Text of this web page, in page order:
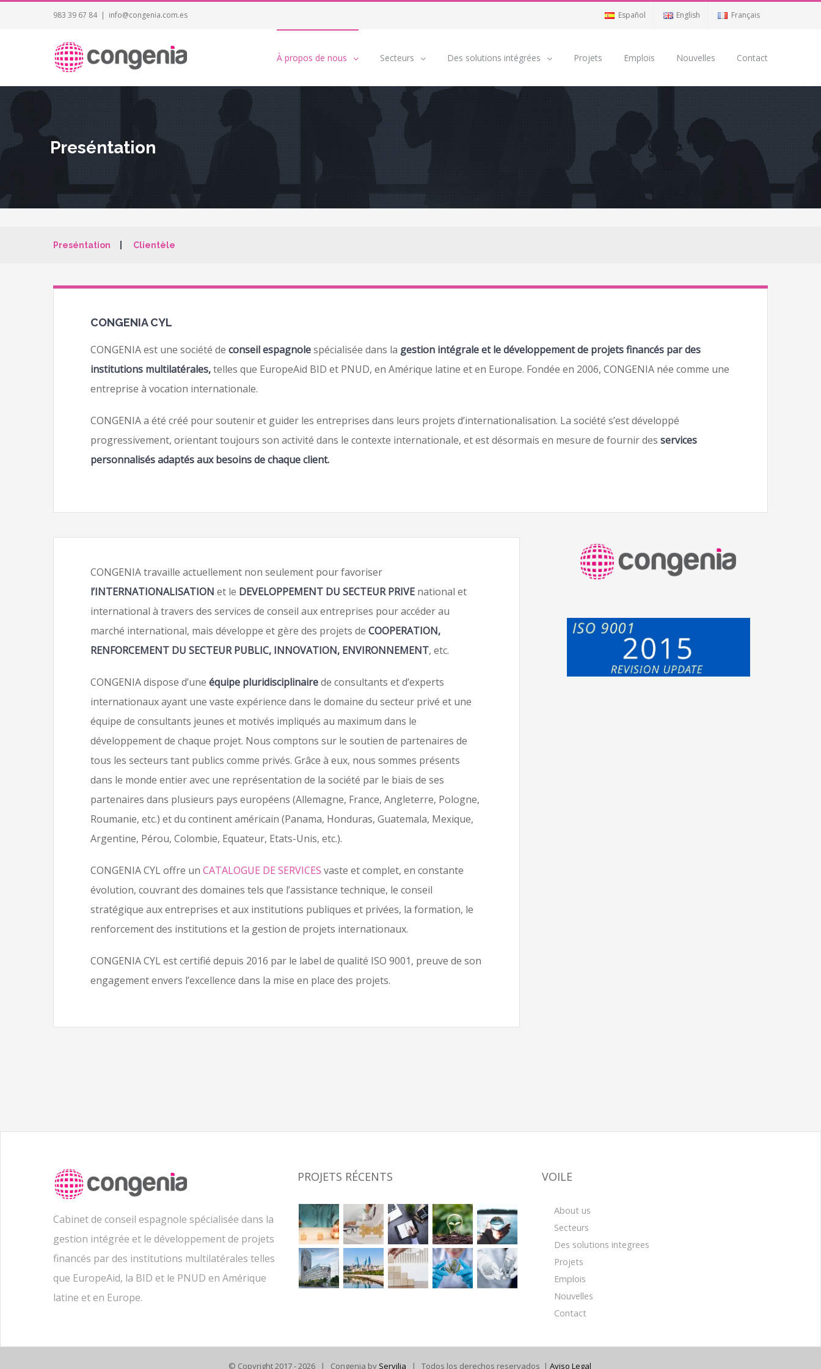
983 39 67 84 | info@congenia.com.es Español English Français
À propos de nous Secteurs Des solutions intégrées Projets Emplois Nouvelles Contact
Preséntation
Preséntation Clientèle
CONGENIA CYL
CONGENIA est une société de conseil espagnolespécialisée dans la gestion intégrale et le développement de projets financés par des
institutions multilatérales,telles que EuropeAid BID et PNUD, en Amérique latine et en Europe. Fondée en 2006, CONGENIA née comme une
entreprise à vocation internationale.
CONGENIA a été créé pour soutenir et guider les entreprises dans leurs projets d’internationalisation. La société s’est développé
progressivement, orientant toujours son activité dans le contexte internationale, et est désormais en mesure de fournir des services
personnalisés adaptés aux besoins de chaque client.
CONGENIA travaille actuellement non seulement pour favoriser
l’INTERNATIONALISATION et le DEVELOPPEMENT DU SECTEUR PRIVE national et
international à travers des services de conseil aux entreprises pour accéder au
marché international, mais développe et gère des projets de COOPERATION,
RENFORCEMENT DU SECTEUR PUBLIC, INNOVATION, ENVIRONNEMENT, etc.
CONGENIA dispose d’une équipe pluridisciplinairede consultants et d’experts
internationaux ayant une vaste expérience dans le domaine du secteur privé et une
équipe de consultants jeunes et motivés impliqués au maximum dans le
développement de chaque projet. Nous comptons sur le soutien de partenaires de
tous les secteurs tant publics comme privés. Grâce à eux, nous sommes présents
dans le monde entier avec une représentation de la société par le biais de ses
partenaires dans plusieurs pays européens (Allemagne, France, Angleterre, Pologne,
Roumanie, etc.) et du continent américain (Panama, Honduras, Guatemala, Mexique,
Argentine, Pérou, Colombie, Equateur, Etats-Unis, etc.).
CONGENIA CYL offre un CATALOGUE DE SERVICES vaste et complet, en constante
évolution, couvrant des domaines tels que l’assistance technique, le conseil
stratégique aux entreprises et aux institutions publiques et privées, la formation, le
renforcement des institutions et la gestion de projets internationaux.
CONGENIA CYL est certifié depuis 2016 par le label de qualité ISO 9001, preuve de son
engagement envers l’excellence dans la mise en place des projets.
Cabinet de conseil espagnole spécialisée dans la
gestion intégrée et le développement de projets
financés par des institutions multilatérales telles
que EuropeAid, la BID et le PNUD en Amérique
latine et en Europe.
PROJETS RÉCENTS VOILE
About us
Secteurs
Des solutions integrees
Projets
Emplois
Nouvelles
Contact
© Copyright 2017 - 2026 | Congenia by Servilia | Todos los derechos reservados | Aviso Legal